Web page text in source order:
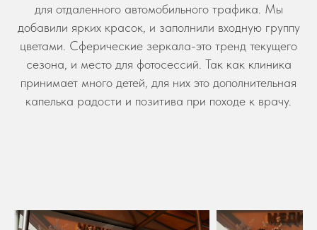
для отдаленного автомобильного трафика. Мы
добавили ярких красок, и заполнили входную группу
цветами. Сферические зеркала-это тренд текущего
сезона, и место для фотосессий. Так как клиника
принимает много детей, для них это дополнительная
капелька радости и позитива при походе к врачу.